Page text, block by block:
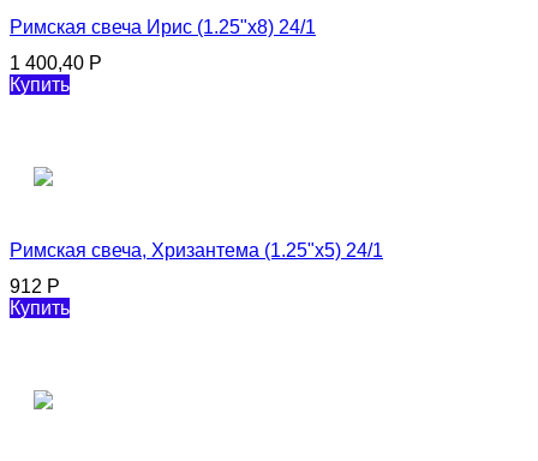
Римская свеча Ирис (1.25"х8) 24/1
1 400,40 Р
Купить
Римская свеча, Хризантема (1.25"х5) 24/1
912 Р
Купить